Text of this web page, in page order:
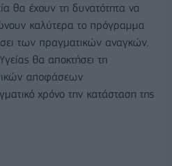
θα έχουν τη δυνατότητα να
καλύτερα το πρόγραμμα
των πραγματικών αναγκών.
θα αποκτήσει τη
αποφάσεων
χρόνο την κατάσταση της